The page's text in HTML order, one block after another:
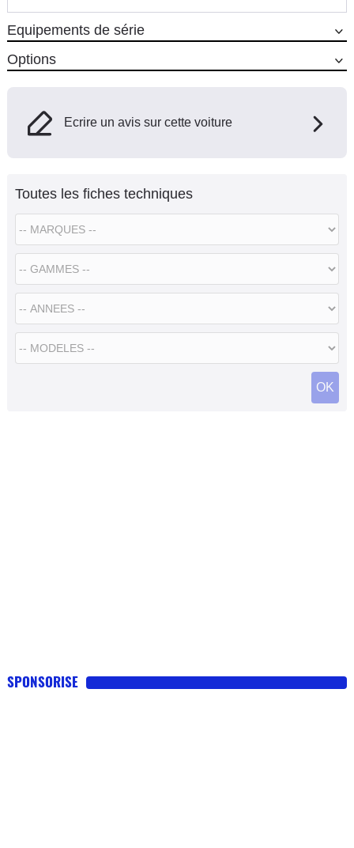
Equipements de série
Options
Ecrire un avis sur cette voiture
Toutes les fiches techniques
SPONSORISE